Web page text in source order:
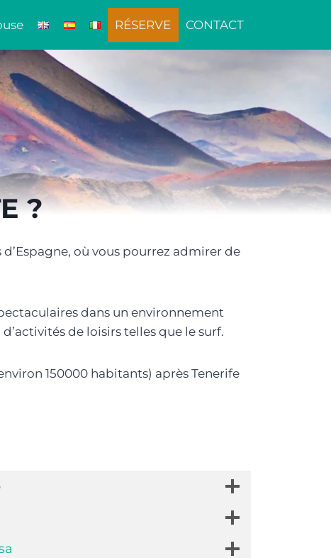
RÉSERVE CONTACT
?
d’Espagne, où vous pourrez admirer de
dans un environnement
de loisirs telles que le surf.
150000 habitants) après Tenerife